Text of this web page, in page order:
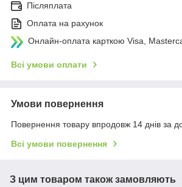
Післяплата
Оплата на рахунок
Онлайн-оплата карткою Visa,
Всі умови оплати
Умови повернення
Повернення товару впродовж 14 днів за
Всі умови повернення
З цим товаром також замовляють